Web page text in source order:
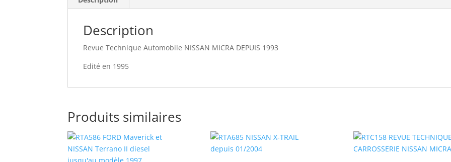
Description
Revue Technique Automobile NISSAN MICRA DEPUIS 1993
Edité en 1995
Produits similaires